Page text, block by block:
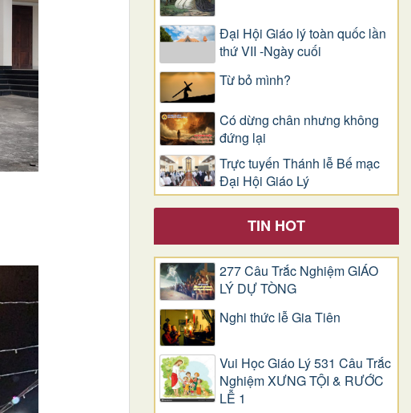
Đại Hội Giáo lý toàn quốc lần
thứ VII -Ngày cuối
Từ bỏ mình?
Có dừng chân nhưng không
đứng lại
Trực tuyến Thánh lễ Bế mạc
Đại Hội Giáo Lý
TIN HOT
277 Câu Trắc Nghiệm GIÁO
LÝ DỰ TÒNG
Nghi thức lễ Gia Tiên
Vui Học Giáo Lý 531 Câu Trắc
Nghiệm XƯNG TỘI & RƯỚC
LỄ 1